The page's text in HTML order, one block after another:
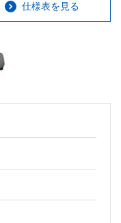
仕様表を見る